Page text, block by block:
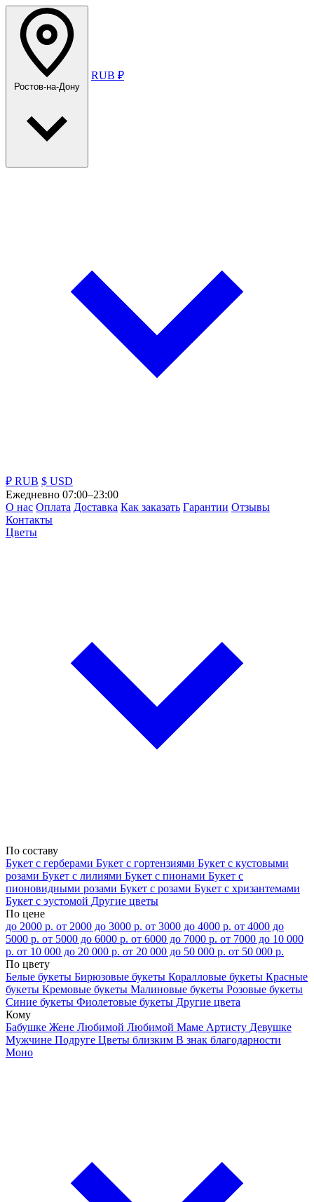
Ростов-на-Дону
RUB ₽
₽ RUB $ USD
Ежедневно 07:00–23:00
О нас Оплата Доставка Как заказать Гарантии Отзывы
Контакты
Цветы
По составу
Букет с герберами Букет с гортензиями Букет с кустовыми
розами Букет с лилиями Букет с пионами Букет с
пионовидными розами Букет с розами Букет с хризантемами
Букет с эустомой Другие цветы
По цене
до 2000 р. от 2000 до 3000 р. от 3000 до 4000 р. от 4000 до
5000 р. от 5000 до 6000 р. от 6000 до 7000 р. от 7000 до 10 000
р. от 10 000 до 20 000 р. от 20 000 до 50 000 р. от 50 000 р.
По цвету
Белые букеты Бирюзовые букеты Коралловые букеты Красные
букеты Кремовые букеты Малиновые букеты Розовые букеты
Синие букеты Фиолетовые букеты Другие цвета
Кому
Бабушке Жене Любимой Любимой Маме Артисту Девушке
Мужчине Подруге Цветы близким В знак благодарности
Моно